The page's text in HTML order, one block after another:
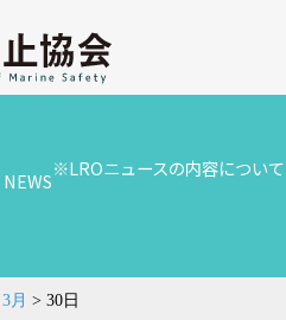
NEWS※LROニュースの内容につい
3月 > 30日